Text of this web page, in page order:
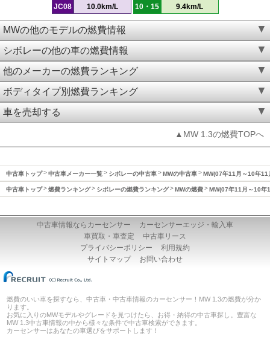
JC08 10.0km/L 10・15 9.4km/L
MWの他のモデルの燃費情報
シボレーの他の車の燃費情報
他のメーカーの燃費ランキング
ボディタイプ別燃費ランキング
車を売却する
▲MW 1.3の燃費TOPへ
中古車トップ 中古車メーカー一覧 シボレーの中古車 MWの中古車 MW(07年11月～10年11
中古車トップ 燃費ランキング シボレーの燃費ランキング MWの燃費 MW(07年11月～10年
中古車情報ならカーセンサー
カーセンサーエッジ・輸入車
車買取・車査定
中古車リース
プライバシーポリシー
利用規約
サイトマップ
お問い合わせ
燃費のいい車を探すなら、中古車・中古車情報のカーセンサー！MW 1.3の燃費が分か
ります。
お気に入りのMWモデルやグレードを見つけたら、お得・納得の中古車探し。豊富な
MW 1.3中古車情報の中から様々な条件で中古車検索ができます。
カーセンサーはあなたの車選びをサポートします！